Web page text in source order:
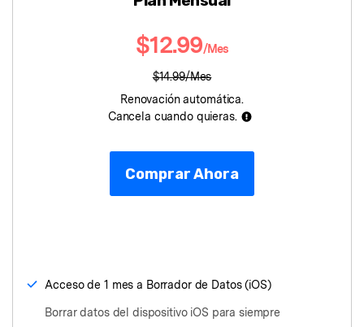
Encuentra Más Soluciones
$12.99/Mes
$14.99/Mes
Renovación automática.
Cancela cuando quieras.
Comprar Ahora
Acceso de 1 mes a Borrador de Datos (iOS)
Borrar datos del dispositivo iOS para siempre